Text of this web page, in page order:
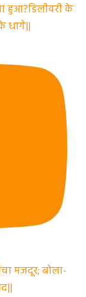
हुआ?डिलीवरी के
धागे||
मजदूर; बोला-